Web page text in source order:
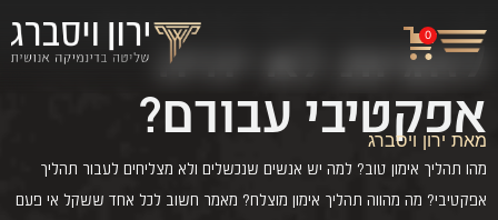
0
לזוגיות לא יהיה
אפקטיבי עבורם?
מאת ירון ויסברג
מהו תהליך אימון טוב? למה יש אנשים שנכשלים ולא מצליחים לעבור תהליך
אפקטיבי? מה מהווה תהליך אימון מוצלח? מאמר חשוב לכל אחד ששקל אי פעם